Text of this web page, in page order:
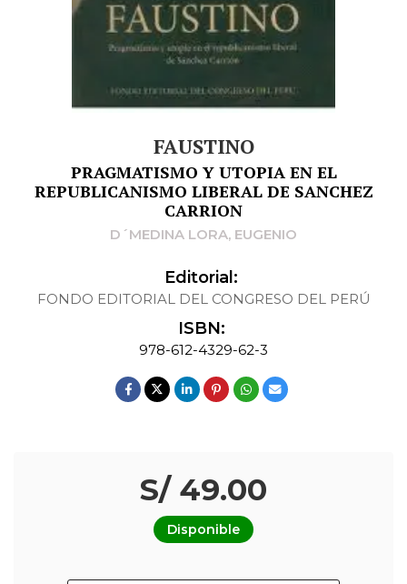
FAUSTINO
PRAGMATISMO Y UTOPIA EN EL
REPUBLICANISMO LIBERAL DE SANCHEZ
CARRION
D´MEDINA LORA, EUGENIO
Editorial:
FONDO EDITORIAL DEL CONGRESO DEL PERÚ
ISBN:
978-612-4329-62-3
S/ 49.00
Disponible